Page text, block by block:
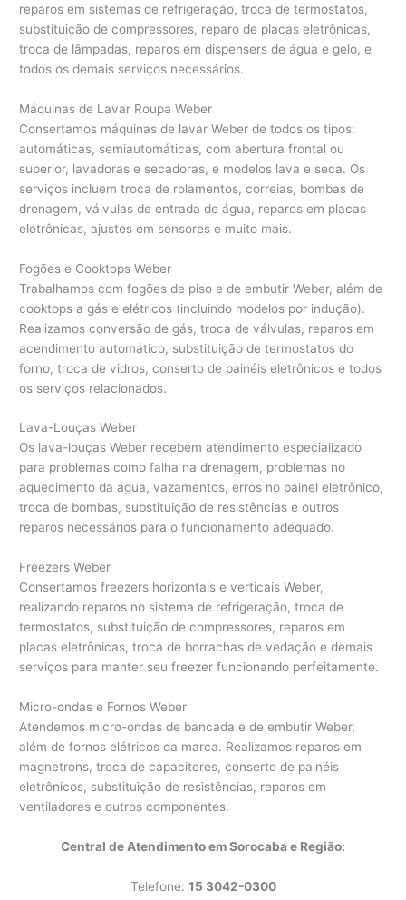
reparos em sistemas de refrigeração, troca de termostatos,
substituição de compressores, reparo de placas eletrônicas,
troca de lâmpadas, reparos em dispensers de água e gelo, e
todos os demais serviços necessários.
Máquinas de Lavar Roupa Weber
Consertamos máquinas de lavar Weber de todos os tipos:
automáticas, semiautomáticas, com abertura frontal ou
superior, lavadoras e secadoras, e modelos lava e seca. Os
serviços incluem troca de rolamentos, correias, bombas de
drenagem, válvulas de entrada de água, reparos em placas
eletrônicas, ajustes em sensores e muito mais.
Fogões e Cooktops Weber
Trabalhamos com fogões de piso e de embutir Weber, além de
cooktops a gás e elétricos (incluindo modelos por indução).
Realizamos conversão de gás, troca de válvulas, reparos em
acendimento automático, substituição de termostatos do
forno, troca de vidros, conserto de painéis eletrônicos e todos
os serviços relacionados.
Lava-Louças Weber
Os lava-louças Weber recebem atendimento especializado
para problemas como falha na drenagem, problemas no
aquecimento da água, vazamentos, erros no painel eletrônico,
troca de bombas, substituição de resistências e outros
reparos necessários para o funcionamento adequado.
Freezers Weber
Consertamos freezers horizontais e verticais Weber,
realizando reparos no sistema de refrigeração, troca de
termostatos, substituição de compressores, reparos em
placas eletrônicas, troca de borrachas de vedação e demais
serviços para manter seu freezer funcionando perfeitamente.
Micro-ondas e Fornos Weber
Atendemos micro-ondas de bancada e de embutir Weber,
além de fornos elétricos da marca. Realizamos reparos em
magnetrons, troca de capacitores, conserto de painéis
eletrônicos, substituição de resistências, reparos em
ventiladores e outros componentes.
Central de Atendimento em Sorocaba e Região:
Telefone: 15 3042-0300